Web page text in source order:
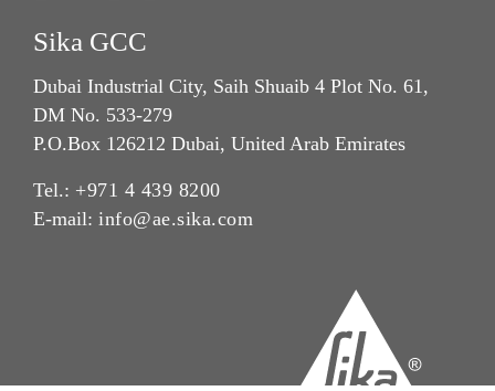
Sika GCC
Dubai Industrial City, Saih Shuaib 4 Plot No. 61,
DM No. 533-279
P.O.Box 126212 Dubai, United Arab Emirates
Tel.: +971 4 439 8200
E-mail: info@ae.sika.com